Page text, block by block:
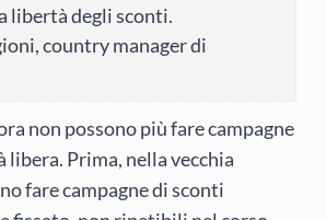
libertà degli sconti.
country manager di
non possono più fare campagne
Prima, nella vecchia
fare campagne di sconti